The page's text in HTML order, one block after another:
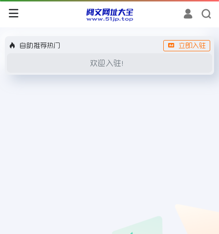
自助推荐热门 立即入驻
欢迎入驻！